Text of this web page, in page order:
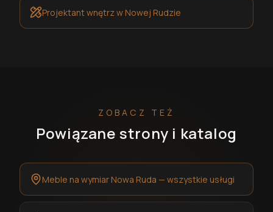
Projektant wnętrzw Nowej Rudzie
ZOBACZ TEŻ
Powiązane strony i katalog
Meble na wymiar Nowa Ruda — wszystkie usługi